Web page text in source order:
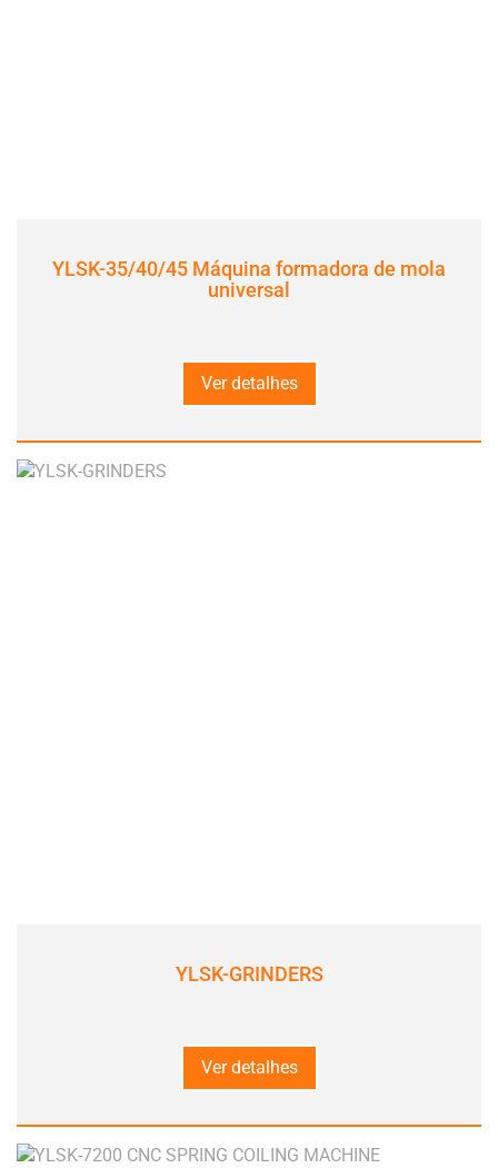
YLSK-35/40/45 Máquina formadora de mola
universal
Ver detalhes
YLSK-GRINDERS
Ver detalhes